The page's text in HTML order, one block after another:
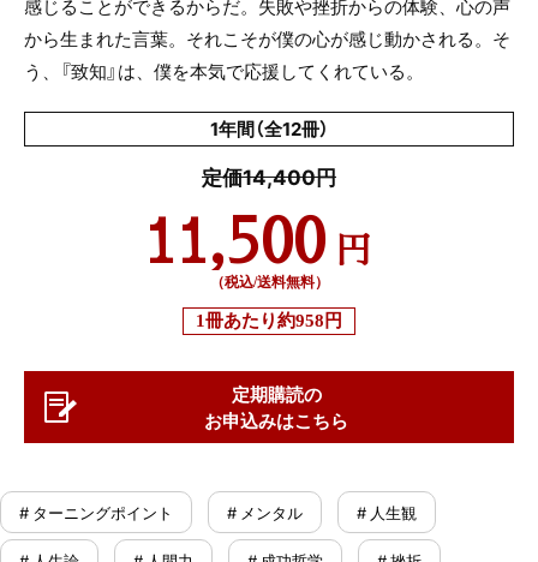
感じることができるからだ。失敗や挫折からの体験、心の声
から生まれた言葉。それこそが僕の心が感じ動かされる。そ
う、『致知』は、僕を本気で応援してくれている。
1年間（全12冊）
定価14,400円
11,500 円
（税込/送料無料）
1冊あたり約958円
定期購読の
お申込みはこちら
# ターニングポイント # メンタル # 人生観